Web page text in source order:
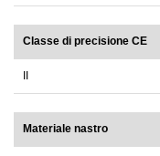
Classe di precisione CE
Materiale nastro